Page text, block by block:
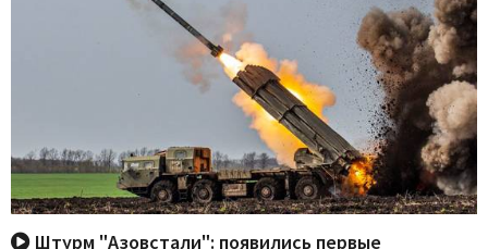
Штурм "Азовстали": появились первые